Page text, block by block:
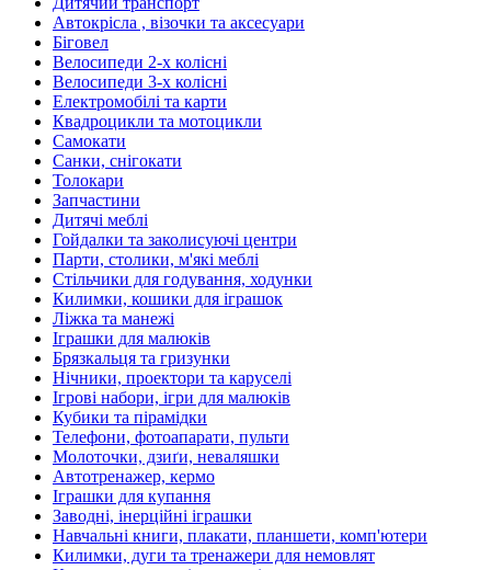
Автокрісла , візочки та аксесуари
Біговел
Велосипеди 2-х колісні
Велосипеди 3-х колісні
Електромобілі та карти
Квадроцикли та мотоцикли
Самокати
Санки, снігокати
Толокари
Запчастини
Дитячі меблі
Гойдалки та заколисуючі центри
Парти, столики, м'які меблі
Стільчики для годування, ходунки
Килимки, кошики для іграшок
Ліжка та манежі
Іграшки для малюків
Брязкальця та гризунки
Нічники, проектори та каруселі
Ігрові набори, ігри для малюків
Кубики та пірамідки
Телефони, фотоапарати, пульти
Молоточки, дзиґи, неваляшки
Автотренажер, кермо
Іграшки для купання
Заводні, інерційні іграшки
Навчальні книги, плакати, планшети, комп'ютери
Килимки, дуги та тренажери для немовлят